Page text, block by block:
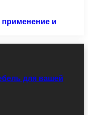
и
для вашей